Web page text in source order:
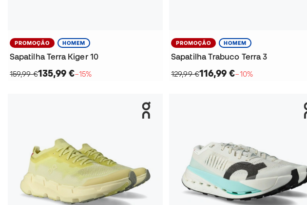
PROMOÇÃO HOMEM
Sapatilha Terra Kiger 10
159,99 €135,99 €−15%
PROMOÇÃO HOMEM
Sapatilha Trabuco Terra 3
129,99 €116,99 €−10%